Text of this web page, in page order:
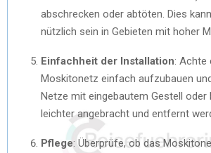
abschrecken oder abtöten. Dies
nützlich sein in Gebieten mit hoher
Einfachheit der Installation: Achte
Moskitonetz einfach aufzubauen
Netze mit eingebautem Gestell oder
leichter angebracht und entfernt
Pflege: Überprüfe, ob das